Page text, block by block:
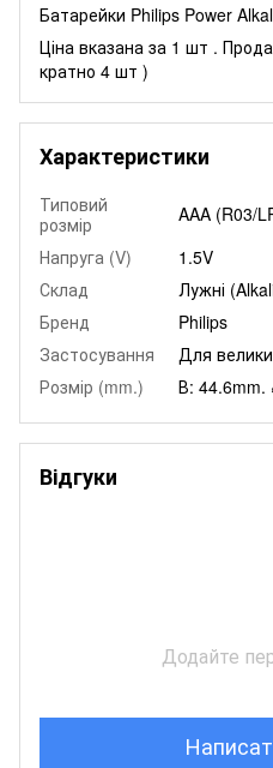
Батарейки Philips Power
Ціна вказана за 1 шт .
кратно 4 шт )
Характеристики
Типовий
розмір
AAA (R03/
Напруга (V)
1.5V
Склад
Лужні
Бренд
Philips
Застосування
Для
Розмір (mm.)
В: 44.6mm.
Відгуки
Додайте